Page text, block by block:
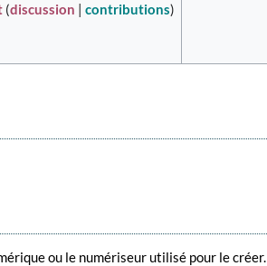
(discussion |contributions)
ou le numériseur utilisé pour le créer.